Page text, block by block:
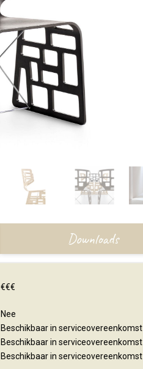
Downloads
€€€
Nee
Beschikbaar in serviceovereenkomst
Beschikbaar in serviceovereenkomst
Beschikbaar in serviceovereenkomst